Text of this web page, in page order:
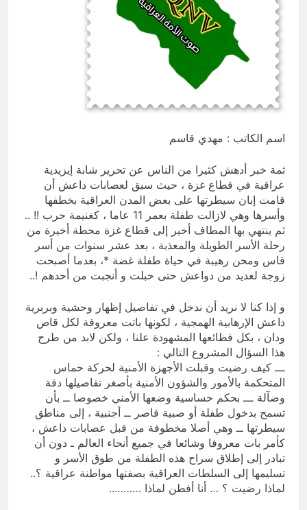
غزو الكويت 1990: قرار صدام حسين
ودور دائرته العائلية في الحرب والاحتلال
وعمليات النهب
10 ساعات Ago
اسم الكاتب : مهدي قاسم
ثمة خبر أدهش كثيرا من الناس عن تحرير شابة إيزيدية
عراقية في قطاع غزة ، حيث سبق لعصابات داعش أن
قامت إبان سيطرتها على بعض المدن العراقية بخطفها
وأسرها وهي لازالت طفلة بعمر 11 عاما ، كغنيمة حرب !! ..
ثم ينتهي بها المطاف أخير إلى قطاع غزة محطة أخيرة من
رحلة الأسر الطويلة والمعذبة ، بعد عشر سنوات من أسر
قاس ومحن رهيبة في حياة طفلة غضة *، بعدما أصبحت
زوجة لعديد من دواعش حتى حبلت و أنجبت من أحدهم !..
و إذا كنا لا نريد أن ندخل في تفاصيل إظهار وحشية وبربرية
داعش الإرهابية الهمجية ، لكونها باتت معروفة لكل قاص
ودان ، بكل فظائعها المشهودة علنا ، ولكن لابد من طرح
هذا السؤال المشروع التالي :
ـــ كيف رضيت وقبلت الأجهزة الأمنية لحركة حماس
المتحكمة بالأمور والشؤون الأمنية بأصغر تفاصيلها دقة
وضآلة ـــ بحكم حساسية وضعها الأمني خصوصا ــ بأن
تسمح بدخول طفلة أو صبية قاصر ــ أجنبية ، إلى مناطق
سيطرتها ــ وهي أصلا مخطوفة من قبل عصابات داعش ،
كأمر بات معروفا وشائعا في جميع أنحاء العالم ـ دون أن
تبادر إلى إطلاق سراح هذه الطفلة من طوق الأسر و
تسليمها إلى السلطات العراقية بصفتها مواطنة عراقية ؟..
لماذا رضيت ؟ … أنا أفطن لماذا ………..